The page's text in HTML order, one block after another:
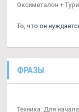
Оксиметалон +
То, что он
ФРАЗЫ
Техника: Для